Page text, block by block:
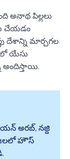
అనాథ పిల్లలు
చేయడం
దేశాన్ని మార్చగల
యేసు
అందిస్తాయి.
అరబ్, నజ్ది
హౌస్